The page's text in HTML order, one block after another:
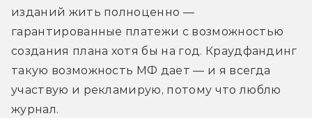
изданий жить полноценно —
гарантированные платежи с возможностью
создания плана хотя бы на год. Краудфандинг
такую возможность МФ дает — и я всегда
участвую и рекламирую, потому что люблю
журнал.